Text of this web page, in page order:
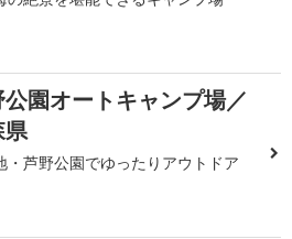
園オートキャンプ場／
県
・芦野公園でゆったりアウトドア